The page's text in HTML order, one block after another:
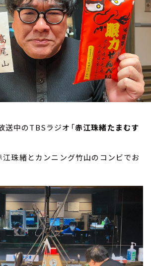
送中のTBSラジオ「赤江珠緒たまむす
江珠緒とカンニング竹山のコンビでお